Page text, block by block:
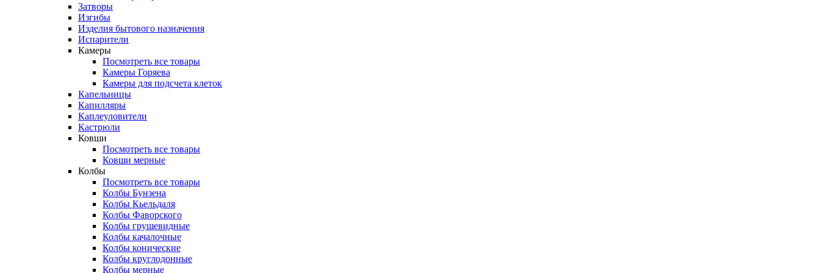
Затворы
Изгибы
Изделия бытового назначения
Испарители
Камеры
Посмотреть все товары
Камеры Горяева
Камеры для подсчета клеток
Капельницы
Капилляры
Каплеуловители
Кастрюли
Ковши
Посмотреть все товары
Ковши мерные
Колбы
Посмотреть все товары
Колбы Бунзена
Колбы Кьельдаля
Колбы Фаворского
Колбы грушевидные
Колбы качалочные
Колбы конические
Колбы круглодонные
Колбы мерные